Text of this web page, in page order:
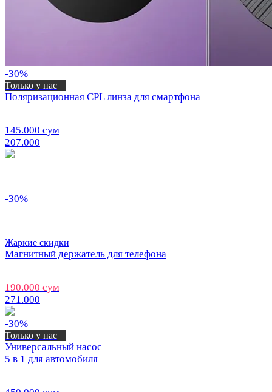
-30%
Только у нас
Поляризационная CPL линза для смартфона
145.000 сум
207.000
-30%
Жаркие скидки
Магнитный держатель для телефона
190.000 сум
271.000
-30%
Только у нас
Универсальный насос
5 в 1 для автомобиля